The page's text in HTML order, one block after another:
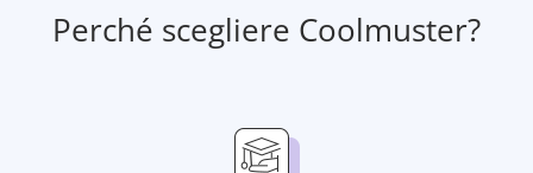
Perché scegliere Coolmuster?